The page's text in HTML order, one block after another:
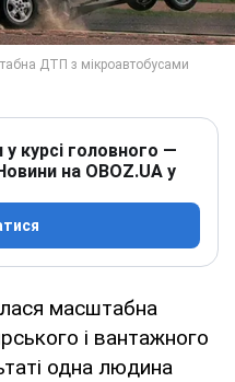
курсі головного —
на OBOZ.UA у
масштабна
і вантажного
одна людина